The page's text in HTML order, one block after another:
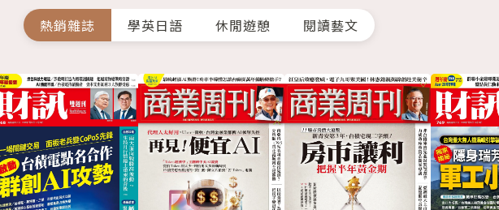
熱銷雜誌 學英日語 休閒遊憩 閱讀藝文